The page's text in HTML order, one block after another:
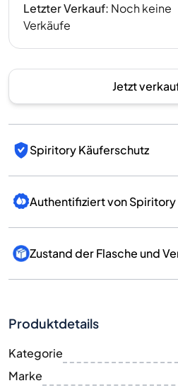
Letzter Verkauf: Noch keine
Verkäufe
Jetzt
Spiritory Käuferschutz
Authentifiziert von Spiritory
Zustand der Flasche und
Produktdetails
Kategorie
Marke